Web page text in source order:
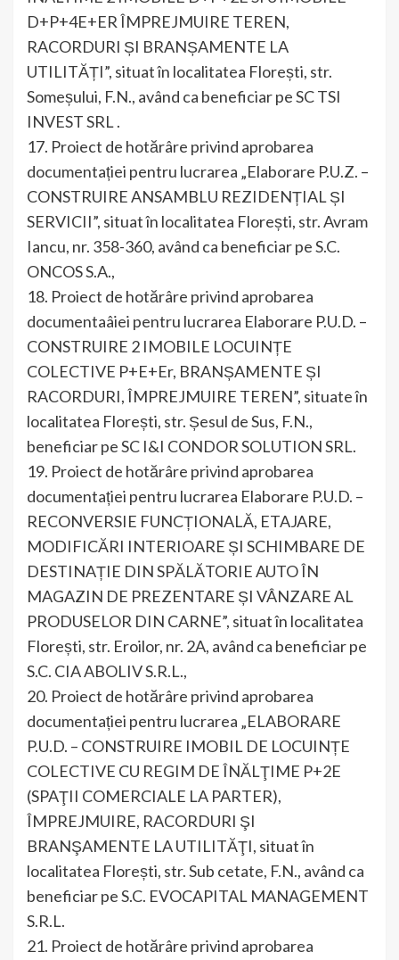
D+P+4E+ER ÎMPREJMUIRE TEREN,
RACORDURI ȘI BRANȘAMENTE LA
UTILITĂȚI”, situat în localitatea Florești, str.
Someșului, F.N., având ca beneficiar pe SC TSI
INVEST SRL .
17. Proiect de hotărâre privind aprobarea
documentației pentru lucrarea „Elaborare P.U.Z. –
CONSTRUIRE ANSAMBLU REZIDENȚIAL ȘI
SERVICII”, situat în localitatea Florești, str. Avram
Iancu, nr. 358-360, având ca beneficiar pe S.C.
ONCOS S.A.,
18. Proiect de hotărâre privind aprobarea
documentaâiei pentru lucrarea Elaborare P.U.D. –
CONSTRUIRE 2 IMOBILE LOCUINȚE
COLECTIVE P+E+Er, BRANȘAMENTE ȘI
RACORDURI, ÎMPREJMUIRE TEREN”, situate în
localitatea Florești, str. Șesul de Sus, F.N.,
beneficiar pe SC I&I CONDOR SOLUTION SRL.
19. Proiect de hotărâre privind aprobarea
documentației pentru lucrarea Elaborare P.U.D. –
RECONVERSIE FUNCȚIONALĂ, ETAJARE,
MODIFICĂRI INTERIOARE ȘI SCHIMBARE DE
DESTINAȚIE DIN SPĂLĂTORIE AUTO ÎN
MAGAZIN DE PREZENTARE ȘI VÂNZARE AL
PRODUSELOR DIN CARNE”, situat în localitatea
Florești, str. Eroilor, nr. 2A, având ca beneficiar pe
S.C. CIA ABOLIV S.R.L.,
20. Proiect de hotărâre privind aprobarea
documentației pentru lucrarea „ELABORARE
P.U.D. – CONSTRUIRE IMOBIL DE LOCUINȚE
COLECTIVE CU REGIM DE ÎNĂLŢIME P+2E
(SPAŢII COMERCIALE LA PARTER),
ÎMPREJMUIRE, RACORDURI ŞI
BRANŞAMENTE LA UTILITĂŢI, situat în
localitatea Florești, str. Sub cetate, F.N., având ca
beneficiar pe S.C. EVOCAPITAL MANAGEMENT
S.R.L.
21. Proiect de hotărâre privind aprobarea